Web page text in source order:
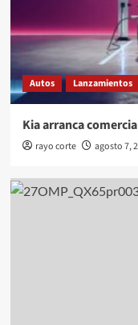
Autos Lanzamientos
Kia arranca
rayo corte agosto 7,